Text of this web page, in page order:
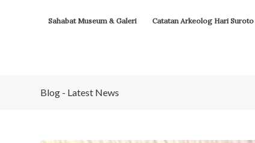
Sahabat Museum & Galeri Catatan Arkeolog Hari Suroto
Blog - Latest News